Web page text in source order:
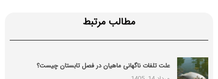
مطالب مرتبط
علت تلفات ناگهانی ماهیان در فصل تابستان چیست؟